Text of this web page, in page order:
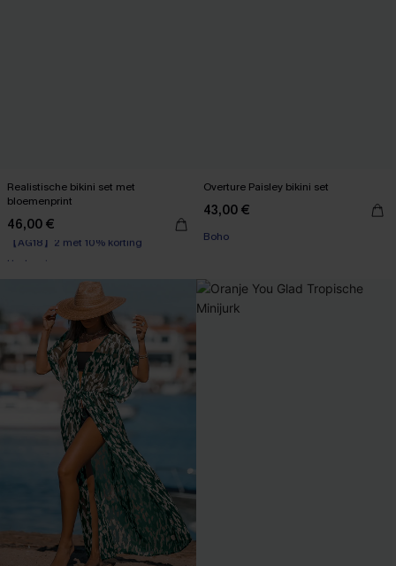
Realistische bikini set met
bloemenprint
46,00 €
【AG18】2 met 10% korting
Underwire
Overture Paisley bikini set
43,00 €
Boho